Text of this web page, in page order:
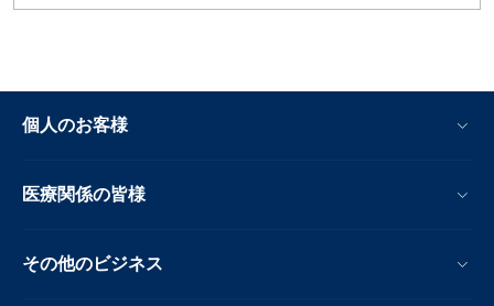
個人のお客様
医療関係の皆様
その他のビジネス